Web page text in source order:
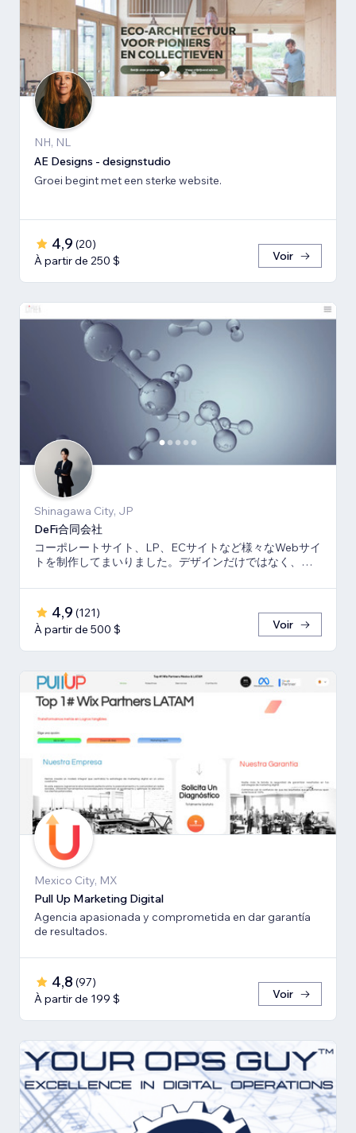
NH, NL
AE Designs - designstudio
Groei begint met een sterke website.
4,9 (20)
À partir de 250 $
Voir
Shinagawa City, JP
DeFi合同会社
コーポレートサイト、LP、ECサイトなど様々なWebサイ
トを制作してまいりました。デザインだけではなく、マ
4,9 (121)
À partir de 500 $
Voir
Mexico City, MX
Pull Up Marketing Digital
Agencia apasionada y comprometida en dar garantía
de resultados.
4,8 (97)
À partir de 199 $
Voir